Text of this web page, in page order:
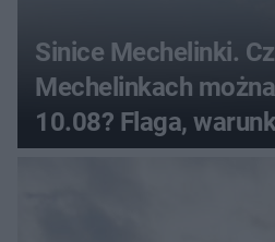
Sinice Mechelinki.
Mechelinkach
10.08? Flaga,